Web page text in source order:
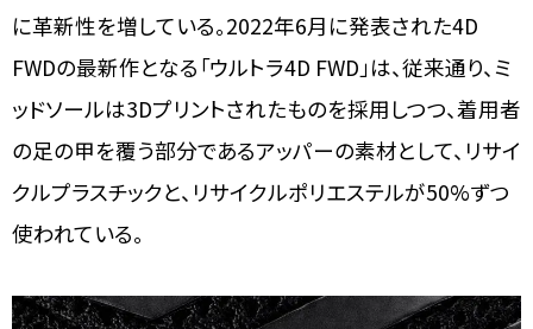
に革新性を増している。2022年6月に発表された4D
FWDの最新作となる「ウルトラ4D FWD」は、従来通り、ミ
ッドソールは3Dプリントされたものを採用しつつ、着用者
の足の甲を覆う部分であるアッパーの素材として、リサイ
クルプラスチックと、リサイクルポリエステルが50%ずつ
使われている。